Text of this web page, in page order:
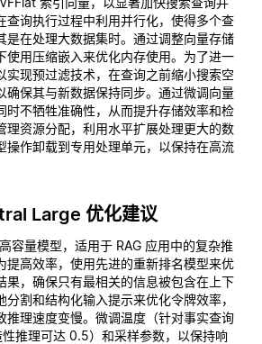
查询执行过程中利用并行化，使得多个查
是在处理大数据集时。通过调整向量存储
使用压缩嵌入来优化内存使用。为了进一
实现预过滤技术，在查询之前缩小搜索空
确保其与新数据保持同步。通过微调向量
时不牺牲准确性，从而提升存储效率和检
理资源分配，利用水平扩展处理更大的数
操作卸载到专用处理单元，以保持在高流
Large 优化建议
容量模型，适用于 RAG 应用中的复杂推
提高效率，使用先进的重新排名模型来优
果，确保只有最相关的信息被包含在上下
割和结构化输入提示来优化令牌效率，
推理速度变慢。微调温度（针对事实查询
推理可达 0.5）和采样参数，以保持响